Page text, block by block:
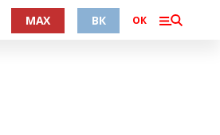
MAX ВК ОК